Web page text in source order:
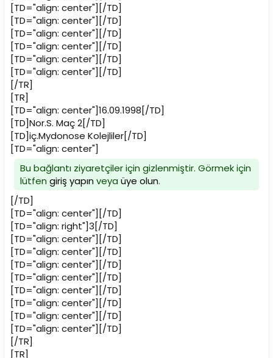
[TD="align: center"][/TD]
[TD="align: center"][/TD]
[TD="align: center"][/TD]
[TD="align: center"][/TD]
[TD="align: center"][/TD]
[TD="align: center"][/TD]
[/TR]
[TR]
[TD="align: center"]16.09.1998[/TD]
[TD]Nor.S. Maç 2[/TD]
[TD]iç.Mydonose Kolejliler[/TD]
[TD="align: center"]
Bu bağlantı ziyaretçiler için gizlenmiştir. Görmek için
lütfen giriş yapınveya üye olun.
[/TD]
[TD="align: center"][/TD]
[TD="align: right"]3[/TD]
[TD="align: center"][/TD]
[TD="align: center"][/TD]
[TD="align: center"][/TD]
[TD="align: center"][/TD]
[TD="align: center"][/TD]
[TD="align: center"][/TD]
[TD="align: center"][/TD]
[TD="align: center"][/TD]
[/TR]
[TR]